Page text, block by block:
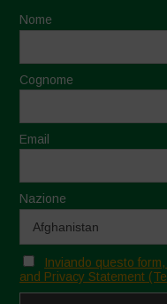
Nome
Cognome
Email
Nazione
Inviando questo
and Privacy Statement